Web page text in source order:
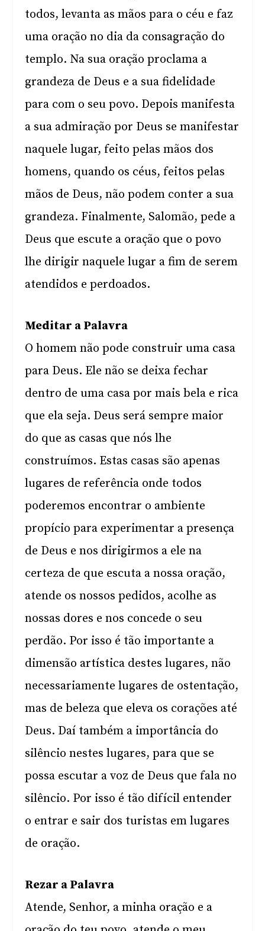
todos, levanta as mãos para o céu e faz
uma oração no dia da consagração do
templo. Na sua oração proclama a
grandeza de Deus e a sua fidelidade
para com o seu povo. Depois manifesta
a sua admiração por Deus se manifestar
naquele lugar, feito pelas mãos dos
homens, quando os céus, feitos pelas
mãos de Deus, não podem conter a sua
grandeza. Finalmente, Salomão, pede a
Deus que escute a oração que o povo
lhe dirigir naquele lugar a fim de serem
atendidos e perdoados.
Meditar a Palavra
O homem não pode construir uma casa
para Deus. Ele não se deixa fechar
dentro de uma casa por mais bela e rica
que ela seja. Deus será sempre maior
do que as casas que nós lhe
construímos. Estas casas são apenas
lugares de referência onde todos
poderemos encontrar o ambiente
propício para experimentar a presença
de Deus e nos dirigirmos a ele na
certeza de que escuta a nossa oração,
atende os nossos pedidos, acolhe as
nossas dores e nos concede o seu
perdão. Por isso é tão importante a
dimensão artística destes lugares, não
necessariamente lugares de ostentação,
mas de beleza que eleva os corações até
Deus. Daí também a importância do
silêncio nestes lugares, para que se
possa escutar a voz de Deus que fala no
silêncio. Por isso é tão difícil entender
o entrar e sair dos turistas em lugares
de oração.
Rezar a Palavra
Atende, Senhor, a minha oração e a